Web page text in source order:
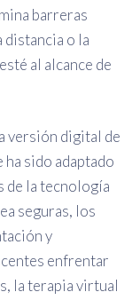
barreras
o la
al alcance de
versión digital de
sido adaptado
de la tecnología
seguras, los
y
enfrentar
la terapia virtual